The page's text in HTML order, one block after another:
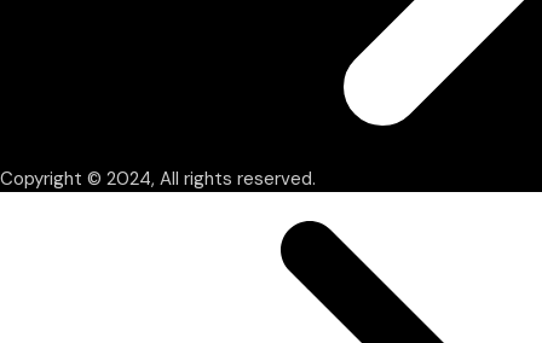
Copyright © 2024, All rights reserved.